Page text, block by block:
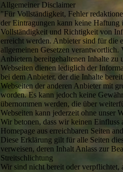
Allgemeiner Disclaimer
"Für Vollständigkeit, Fehler
der Eintragungen kann keine Haftung
Vollständigkeit und Richtigkeit von
erreicht werden. Anbieter sind für die
allgemeinen Gesetzen verantwortlich.
Anbietern bereitgehaltenen Inhalte
Webseiten dienen lediglich der
bei dem Anbieter, der die Inhalte
Webseiten der anderen Anbieter mit
worden. Es kann jedoch keine
übernommen werden, die über
Webseiten kann jederzeit ohne unser
Wir betonen, dass wir keinen
Homepage aus erreichbaren Seiten
Diese Erklärung gilt für alle Seiten
verweisen, deren Inhalt Anlass zur
Streitschlichtung
Wir sind nicht bereit oder verpflichtet,